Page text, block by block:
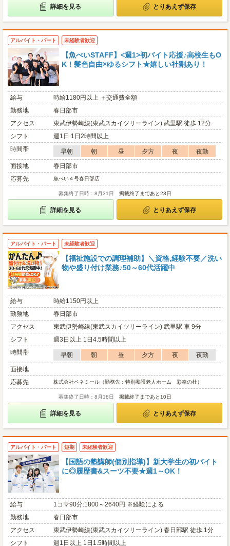
詳細を見る とりあえず保存
アルバイト・パート 未経験者歓迎
【魚べいSTAFF】<週1>初バイト応援♪高校生もO
K！髪色自由×ゆるシフト★嬉しい社割あり！
給与
時給1180円以上 ＋交通費全額
勤務地
春日部市
アクセス
東武伊勢崎線(東武スカイツリーライン) 武里駅 徒歩 12分
シフト
週1日 1日2時間以上
時間帯
早朝 朝 昼 夕方 夜
夜勤
面接地
春日部市
応募先
魚べい４号春日部店
募集終了日時：8月31日 掲載終了まであと23日
詳細を見る とりあえず保存
アルバイト・パート 未経験者歓迎
【福祉施設での調理補助】＼資格,経験不要／洗い
物や盛り付け業務♪50～60代活躍中
給与
時給1150円以上
勤務地
春日部市
アクセス
東武伊勢崎線(東武スカイツリーライン) 武里駅 車 9分
シフト
週3日以上 1日4.5時間以上
時間帯
早朝 朝 昼 夕方 夜
夜勤
面接地
応募先
株式会社ベネミール（勤務先：特別養護老人ホーム 彩幸の杜）
募集終了日時：8月18日 掲載終了まであと10日
詳細を見る とりあえず保存
アルバイト・パート 短期 未経験者歓迎
【国語の塾講師(個別指導)】新大学生の初バイト
に◎履歴書&スーツ不要★週1～OK！
給与
1コマ90分:1800～2640円 ※経験による
勤務地
春日部市
アクセス
東武伊勢崎線(東武スカイツリーライン) 春日部駅 徒歩 1分
シフト
週1日以上 1日1.5時間以上